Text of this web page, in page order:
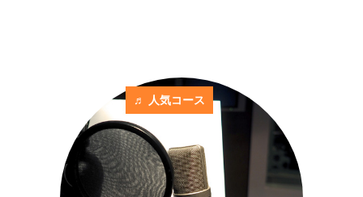
♬ 人気コース